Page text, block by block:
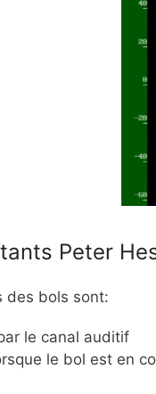
Peter
des bols sont:
le canal auditif
le bol est en